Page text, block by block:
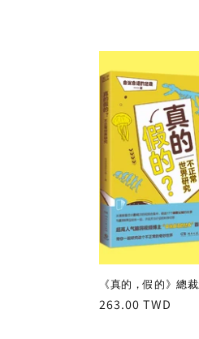
l
e
c
t
i
o
n
《真的，假的》總
Regular
263.00 TWD